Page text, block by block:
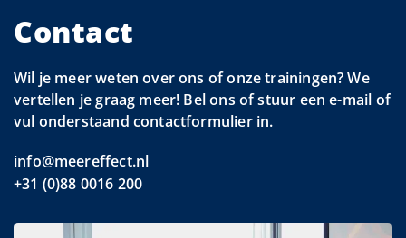
Contact
Wil je meer weten over ons of onze trainingen? We
vertellen je graag meer! Bel ons of stuur een e-mail of
vul onderstaand contactformulier in.
info@meereffect.nl
+31 (0)88 0016 200